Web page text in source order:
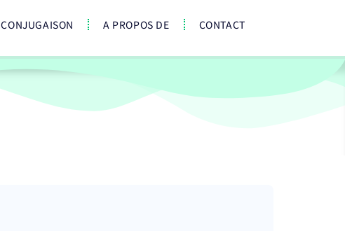
CONJUGAISON A PROPOS DE CONTACT